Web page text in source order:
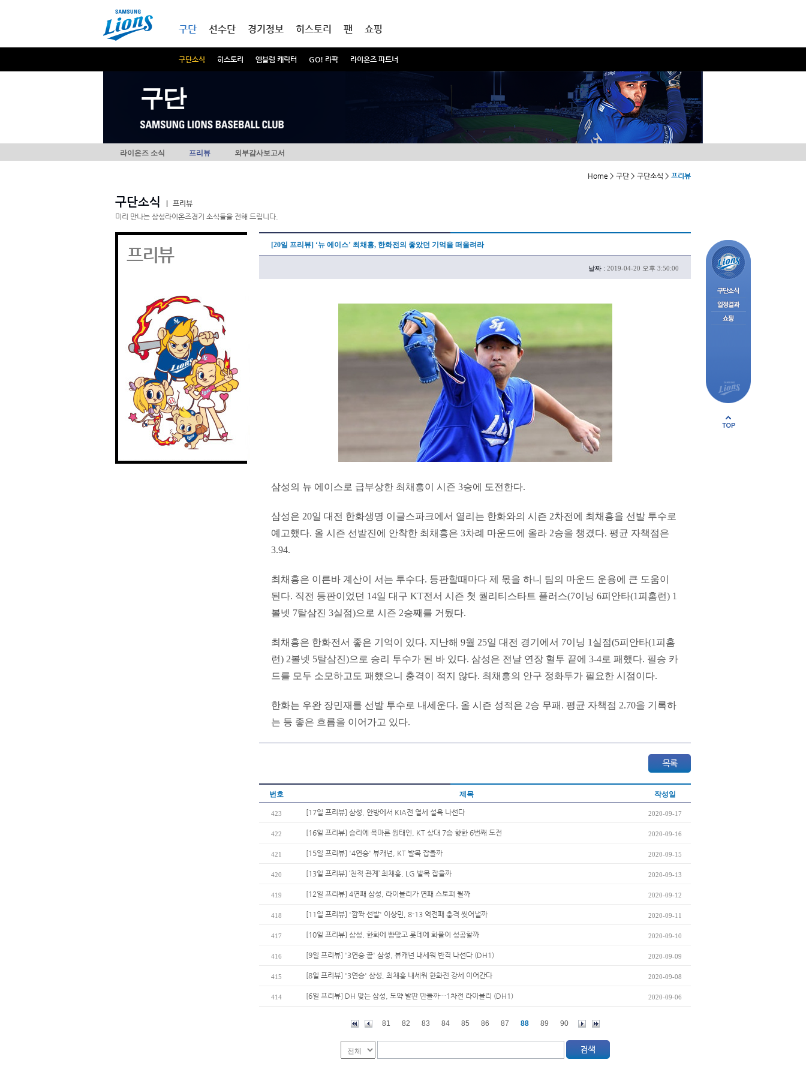
구단
구단소식 히스토리 엠블럼 캐릭터 GO! 라팍 라이온즈 파트너
선수단 경기정보 히스토리 팬 쇼핑
구단
라이온즈 소식 프리뷰 외부감사보고서
Home > 구단 > 구단소식 > 프리뷰
구단소식
프리뷰
미리 만나는 삼성라이온즈경기 소식들을 전해 드립니다.
프리뷰 [20일 프리뷰] ‘뉴 에이스’ 최채흥, 한화전의 좋았던 기억을 떠올려라
날짜 : 2019-04-20 오후 3:50:00
삼성의 뉴 에이스로 급부상한 최채흥이 시즌 3승에 도전한다.
삼성은 20일 대전 한화생명 이글스파크에서 열리는 한화와의 시즌 2차전에 최채흥을 선발 투수로
예고했다. 올 시즌 선발진에 안착한 최채흥은 3차례 마운드에 올라 2승을 챙겼다. 평균 자책점은
3.94.
최채흥은 이른바 계산이 서는 투수다. 등판할때마다 제 몫을 하니 팀의 마운드 운용에 큰 도움이
된다. 직전 등판이었던 14일 대구 KT전서 시즌 첫 퀄리티스타트 플러스(7이닝 6피안타(1피홈런) 1
볼넷 7탈삼진 3실점)으로 시즌 2승째를 거뒀다.
최채흥은 한화전서 좋은 기억이 있다. 지난해 9월 25일 대전 경기에서 7이닝 1실점(5피안타(1피홈
런) 2볼넷 5탈삼진)으로 승리 투수가 된 바 있다. 삼성은 전날 연장 혈투 끝에 3-4로 패했다. 필승 카
드를 모두 소모하고도 패했으니 충격이 적지 않다. 최채흥의 안구 정화투가 필요한 시점이다.
한화는 우완 장민재를 선발 투수로 내세운다. 올 시즌 성적은 2승 무패. 평균 자책점 2.70을 기록하
는 등 좋은 흐름을 이어가고 있다.
번호 제목 작성일
423 [17일 프리뷰] 삼성, 안방에서 KIA전 열세 설욕 나선다 2020-09-17
422 [16일 프리뷰] 승리에 목마른 원태인, KT 상대 7승 향한 6번째 도전 2020-09-16
421 [15일 프리뷰] '4연승' 뷰캐넌, KT 발목 잡을까 2020-09-15
420 [13일 프리뷰] ‘천적 관계’ 최채흥, LG 발목 잡을까 2020-09-13
419 [12일 프리뷰] 4연패 삼성, 라이블리가 연패 스토퍼 될까 2020-09-12
418 [11일 프리뷰] '깜짝 선발' 이상민, 8-13 역전패 충격 씻어낼까 2020-09-11
417 [10일 프리뷰] 삼성, 한화에 뺨맞고 롯데에 화풀이 성공할까 2020-09-10
416 [9일 프리뷰] '3연승 끝' 삼성, 뷰캐넌 내세워 반격 나선다 (DH1) 2020-09-09
415 [8일 프리뷰] '3연승' 삼성, 최채흥 내세워 한화전 강세 이어간다 2020-09-08
414 [6일 프리뷰] DH 맞는 삼성, 도약 발판 만들까…1차전 라이블리 (DH1) 2020-09-06
81 82 83 84 85 86 87 88 89 90